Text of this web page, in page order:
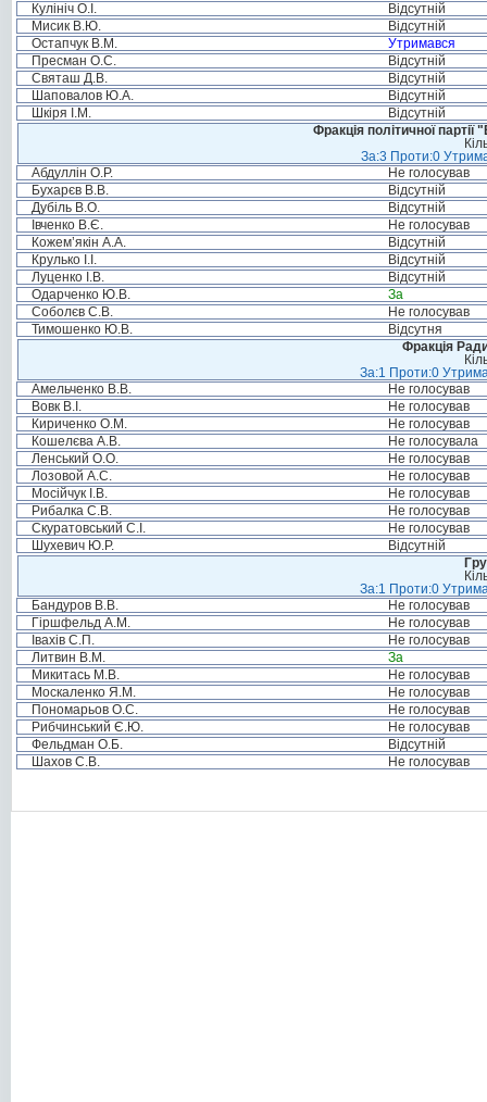
Кулініч О.І.
Відсутній
Мисик В.Ю.
Відсутній
Остапчук В.М.
Утримався
Пресман О.С.
Відсутній
Святаш Д.В.
Відсутній
Шаповалов Ю.А.
Відсутній
Шкіря І.М.
Відсутній
Фракція політичної
За:3 Проти:0
Абдуллін О.Р.
Не голосував
Бухарєв В.В.
Відсутній
Дубіль В.О.
Відсутній
Івченко В.Є.
Не голосував
Кожем’якін А.А.
Відсутній
Крулько І.І.
Відсутній
Луценко І.В.
Відсутній
Одарченко Ю.В.
За
Соболєв С.В.
Не голосував
Тимошенко Ю.В.
Відсутня
Фракція
За:1 Проти:0
Амельченко В.В.
Не голосував
Вовк В.І.
Не голосував
Кириченко О.М.
Не голосував
Кошелєва А.В.
Не голосувала
Ленський О.О.
Не голосував
Лозовой А.С.
Не голосував
Мосійчук І.В.
Не голосував
Рибалка С.В.
Не голосував
Скуратовський С.І.
Не голосував
Шухевич Ю.Р.
Відсутній
За:1 Проти:0
Бандуров В.В.
Не голосував
Гіршфельд А.М.
Не голосував
Івахів С.П.
Не голосував
Литвин В.М.
За
Микитась М.В.
Не голосував
Москаленко Я.М.
Не голосував
Пономарьов О.С.
Не голосував
Рибчинський Є.Ю.
Не голосував
Фельдман О.Б.
Відсутній
Шахов С.В.
Не голосував